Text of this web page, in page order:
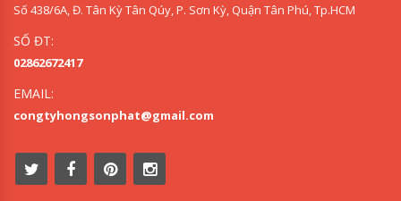
Số 438/6A, Đ. Tân Kỳ Tân Qúy, P. Sơn Kỳ, Quận Tân Phú, Tp.HCM
SỐ ĐT:
02862672417
EMAIL:
congtyhongsonphat@gmail.com